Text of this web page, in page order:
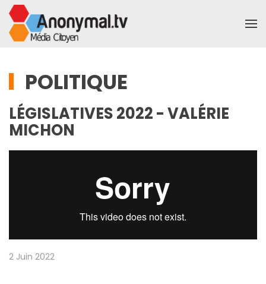
Accéder au contenu principal
POLITIQUE
LÉGISLATIVES 2022 - VALÉRIE
MICHON
2 Juin 2022